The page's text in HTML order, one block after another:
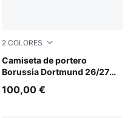
2 COLORES
Camiseta de portero
Borussia Dortmund 26/27
Purple Pop-Pink Pixel
100,00 €